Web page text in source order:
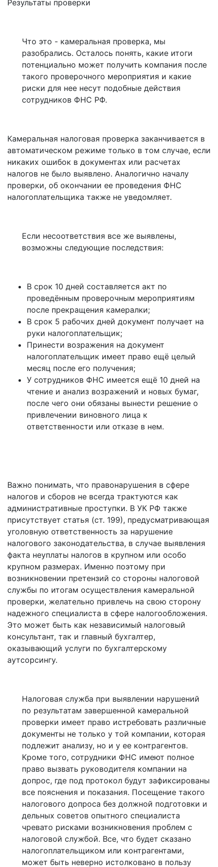
Результаты проверки
Что это - камеральная проверка, мы
разобрались. Осталось понять, какие итоги
потенциально может получить компания после
такого проверочного мероприятия и какие
риски для нее несут подобные действия
сотрудников ФНС РФ.
Камеральная налоговая проверка заканчивается в
автоматическом режиме только в том случае, если
никаких ошибок в документах или расчетах
налогов не было выявлено. Аналогично началу
проверки, об окончании ее проведения ФНС
налогоплательщика также не уведомляет.
Если несоответствия все же выявлены,
возможны следующие последствия:
В срок 10 дней составляется акт по
проведённым проверочным мероприятиям
после прекращения камералки;
В срок 5 рабочих дней документ получает на
руки налогоплательщик;
Принести возражения на документ
налогоплательщик имеет право ещё целый
месяц после его получения;
У сотрудников ФНС имеется ещё 10 дней на
чтение и анализ возражений и новых бумаг,
после чего они обязаны вынести решение о
привлечении виновного лица к
ответственности или отказе в нем.
Важно понимать, что правонарушения в сфере
налогов и сборов не всегда трактуются как
административные проступки. В УК РФ также
присутствует статья (ст. 199), предусматривающая
уголовную ответственность за нарушение
налогового законодательства, в случае выявления
факта неуплаты налогов в крупном или особо
крупном размерах. Именно поэтому при
возникновении претензий со стороны налоговой
службы по итогам осуществления камеральной
проверки, желательно привлечь на свою сторону
надежного специалиста в сфере налогообложения.
Это может быть как независимый налоговый
консультант, так и главный бухгалтер,
оказывающий услуги по бухгалтерскому
аутсорсингу.
Налоговая служба при выявлении нарушений
по результатам завершенной камеральной
проверки имеет право истребовать различные
документы не только у той компании, которая
подлежит анализу, но и у ее контрагентов.
Кроме того, сотрудники ФНС имеют полное
право вызвать руководителя компании на
допрос, где под протокол будут зафиксированы
все пояснения и показания. Посещение такого
налогового допроса без должной подготовки и
дельных советов опытного специалиста
чревато рисками возникновения проблем с
налоговой службой. Все, что будет сказано
налогоплательщиком или контрагентами,
может быть неверно истолковано в пользу